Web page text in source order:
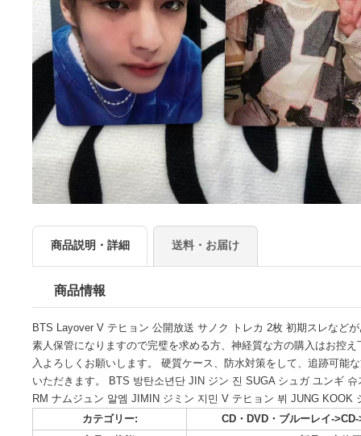
商品説明・詳細 送料・お届け
商品情報
BTS Layover V テヒョン 公開放送 サノク トレカ 2枚 初期ス
素人保管になりますので完璧を求める方、神経質な方の購入